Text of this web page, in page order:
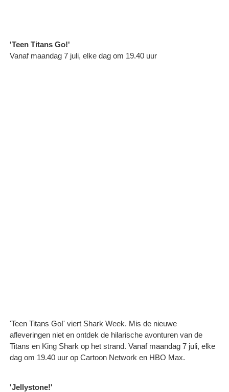
'Teen Titans Go!'
Vanaf maandag 7 juli, elke dag om 19.40 uur
'Teen Titans Go!' viert Shark Week. Mis de nieuwe
afleveringen niet en ontdek de hilarische avonturen van de
Titans en King Shark op het strand. Vanaf maandag 7 juli, elke
dag om 19.40 uur op Cartoon Network en HBO Max.
'Jellystone!'